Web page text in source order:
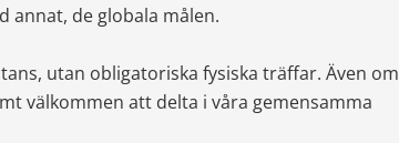
annat, de globala målen.
utan obligatoriska fysiska träffar. Även om
välkommen att delta i våra gemensamma